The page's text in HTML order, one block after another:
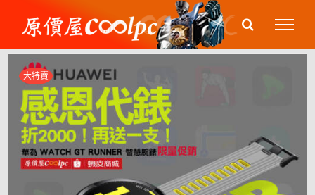
content
大特賣